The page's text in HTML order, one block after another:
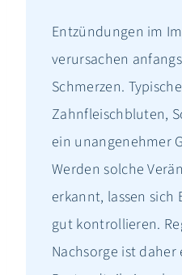
Entzündungen im
verursachen
Schmerzen.
Zahnfleischbluten,
ein unangenehmer
Werden solche
erkannt, lassen
gut kontrollieren.
Nachsorge ist